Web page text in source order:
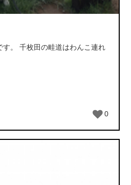
す。 千枚田の畦道はわんこ連れ
0